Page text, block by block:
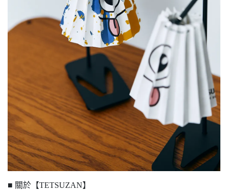
■ 關於【TETSUZAN】